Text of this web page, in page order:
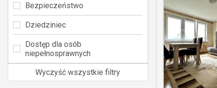
Bezpieczeństwo
Dziedziniec
Dostęp dla osób
niepełnosprawnych
Wyczyść wszystkie filtry